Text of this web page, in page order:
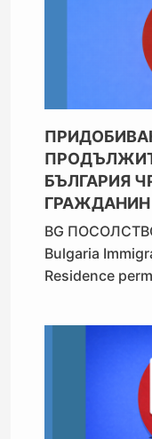
БЪЛГАРИЯ
ГРАЖДАНИН
BG
Bulgaria
Residence